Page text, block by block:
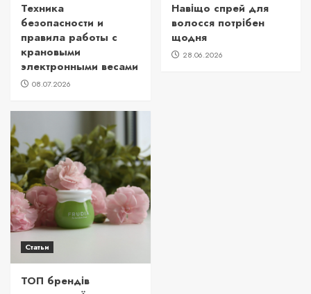
Техника
безопасности и
правила работы с
крановыми
электронными весами
08.07.2026
Навіщо спрей для
волосся потрібен
щодня
28.06.2026
Статьи
ТОП брендів